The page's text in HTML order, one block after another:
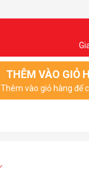
THÊM VÀO GIỎ
Thêm vào giỏ hàng để